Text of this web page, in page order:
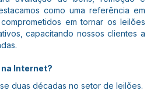
como uma referência em
em tornar os leilões
capacitando nossos clientes a
Internet?
duas décadas no setor de leilões.